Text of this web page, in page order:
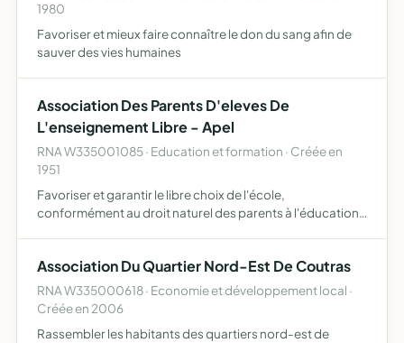
1980
Favoriser et mieux faire connaître le don du sang afin de
sauver des vies humaines
Association Des Parents D'eleves De
L'enseignement Libre - Apel
RNA W335001085 · Education et formation · Créée en
1951
Favoriser et garantir le libre choix de l'école,
conformément au droit naturel des parents à l'éducation
l'enseignement catholiq…
Association Du Quartier Nord-Est De Coutras
RNA W335000618 · Economie et développement local ·
Créée en 2006
Rassembler les habitants des quartiers nord-est de